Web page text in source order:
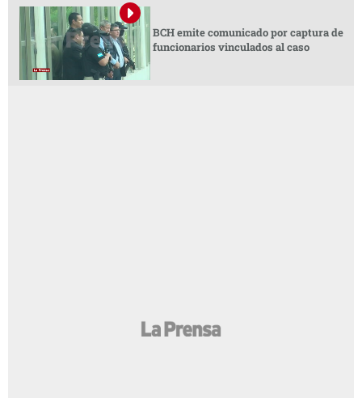
BCH emite comunicado por captura de
funcionarios vinculados al caso